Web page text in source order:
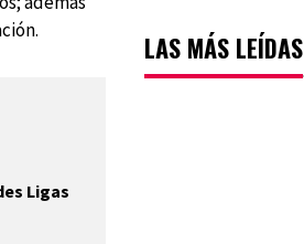
Ligas
LAS MÁS LEÍDAS